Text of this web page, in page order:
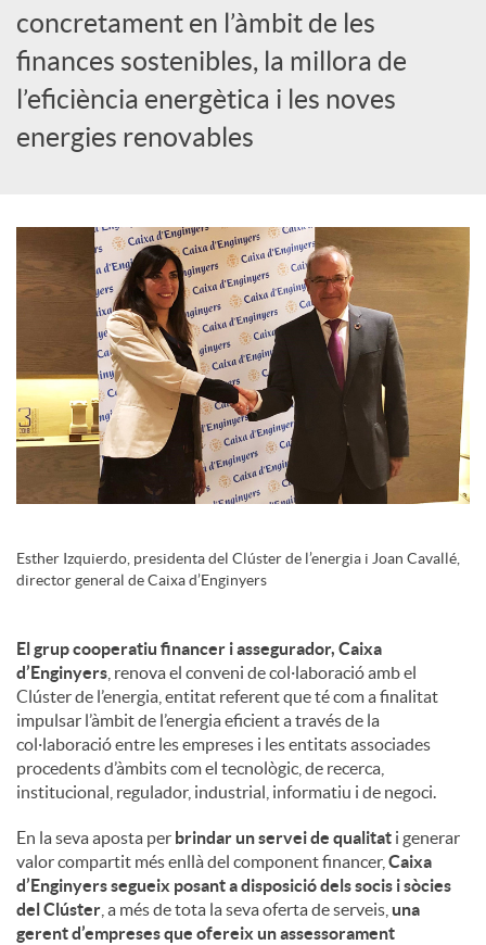
c
i
l
concretament en l’àmbit de les
finances sostenibles, la millora de
l’eficiència energètica i les noves
energies renovables
Esther Izquierdo, presidenta del Clúster de l’energia i Joan Cavallé,
director general de Caixa d’Enginyers
El grup cooperatiu financer i assegurador, Caixa
d’Enginyers , renova el conveni de col·laboració amb el
Clúster de l’energia, entitat referent que té com a finalitat
impulsar l’àmbit de l’energia eficient a través de la
col·laboració entre les empreses i les entitats associades
procedents d’àmbits com el tecnològic, de recerca,
institucional, regulador, industrial, informatiu i de negoci.
En la seva aposta per brindar un servei de qualitat i generar
valor compartit més enllà del component financer, Caixa
d’Enginyers segueix posant a disposició dels socis i sòcies
del Clúster , a més de tota la seva oferta de serveis, una
gerent d’empreses que ofereix un assessorament